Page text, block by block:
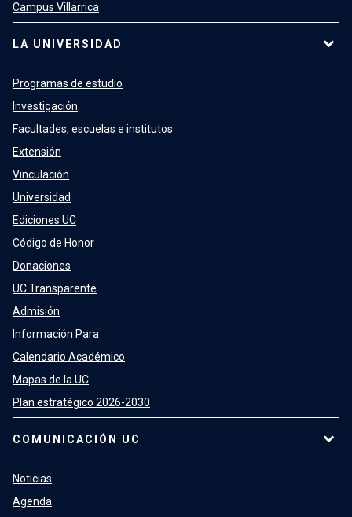
Campus Villarrica
LA UNIVERSIDAD
Programas de estudio
Investigación
Facultades, escuelas e institutos
Extensión
Vinculación
Universidad
Ediciones UC
Código de Honor
Donaciones
UC Transparente
Admisión
Información Para
Calendario Académico
Mapas de la UC
Plan estratégico 2026-2030
COMUNICACIÓN UC
Noticias
Agenda